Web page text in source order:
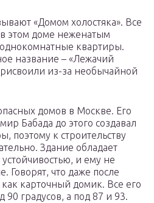
«Домом холостяка». Все
этом доме неженатым
квартиры.
название – «Лежачий
из-за необычайной
домов в Москве. Его
Бабада до этого создавал
поэтому к строительству
Здание обладает
и ему не
Говорят, что даже после
карточный домик. Все его
градусов, а под 87 и 93.